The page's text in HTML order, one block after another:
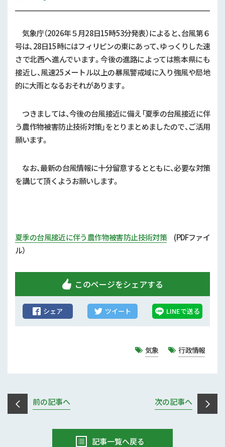
気象庁（2026年５月28日15時53分発表）によると、台風第６
号は、28日15時にはフィリピンの東にあって、ゆっくりした速
さで北西へ進んでいます。今後の進路によっては熊本県にも
接近し、風速25メートル以上の暴風警戒域に入り強風や局地
的に大雨となるおそれがあります。
つきましては、今後の台風接近に備え「夏季の台風接近に伴
う農作物被害防止技術対策」をとりまとめましたので、ご活用
願います。
なお、最新の台風情報に十分留意するとともに、必要な対策
を講じて頂くようお願いします。
夏季の台風接近に伴う農作物被害防止技術対策(PDFファイ
ル）
このページをシェアする
シェア ツイート LINEで送る
気象 行政情報
前の記事へ 次の記事へ
記事一覧へ戻る
気象
現地情報
行政情報
試験研究
2023年 (139)
2022年 (170)
2021年 (173)
2020年 (167)
2019年 (5)